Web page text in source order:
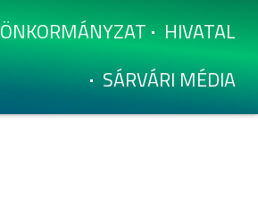
ÖNKORMÁNYZAT
HIVATAL
SÁRVÁRI MÉDIA